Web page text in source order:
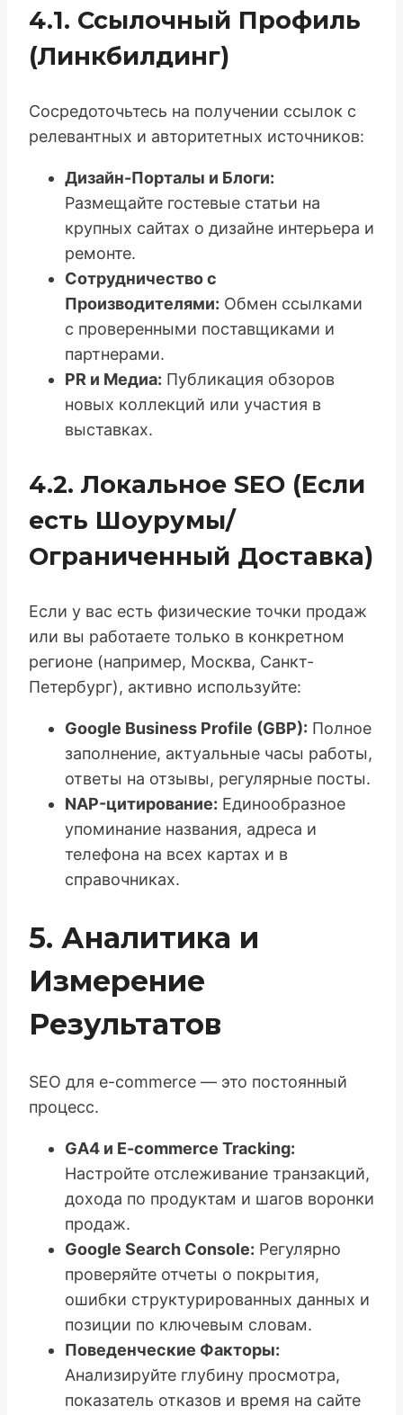
4.1. Ссылочный Профиль
(Линкбилдинг)
Сосредоточьтесь на получении ссылок с
релевантных и авторитетных источников:
Дизайн-Порталы и Блоги:
Размещайте гостевые статьи на
крупных сайтах о дизайне интерьера и
ремонте.
Сотрудничество с
Производителями: Обмен ссылками
с проверенными поставщиками и
партнерами.
PR и Медиа: Публикация обзоров
новых коллекций или участия в
выставках.
4.2. Локальное SEO (Если
есть Шоурумы/
Ограниченный Доставка)
Если у вас есть физические точки продаж
или вы работаете только в конкретном
регионе (например, Москва, Санкт-
Петербург), активно используйте:
Google Business Profile (GBP): Полное
заполнение, актуальные часы работы,
ответы на отзывы, регулярные посты.
NAP-цитирование: Единообразное
упоминание названия, адреса и
телефона на всех картах и в
справочниках.
5. Аналитика и
Измерение
Результатов
SEO для e-commerce — это постоянный
процесс.
GA4 и E-commerce Tracking:
Настройте отслеживание транзакций,
дохода по продуктам и шагов воронки
продаж.
Google Search Console: Регулярно
проверяйте отчеты о покрытия,
ошибки структурированных данных и
позиции по ключевым словам.
Поведенческие Факторы:
Анализируйте глубину просмотра,
показатель отказов и время на сайте